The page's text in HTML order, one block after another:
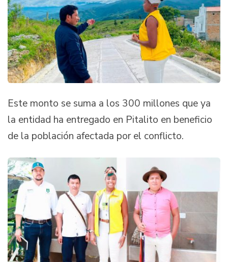
Este monto se suma a los 300 millones que ya
la entidad ha entregado en Pitalito en beneficio
de la población afectada por el conflicto.